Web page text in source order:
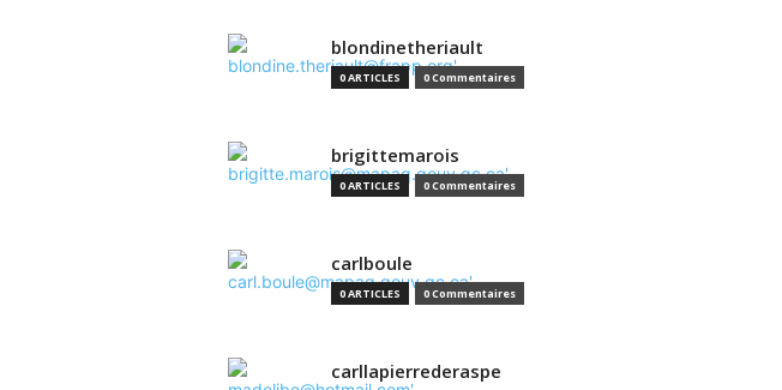
blondinetheriault
0 ARTICLES 0 Commentaires
brigittemarois
0 ARTICLES 0 Commentaires
carlboule
0 ARTICLES 0 Commentaires
carllapierrederaspe